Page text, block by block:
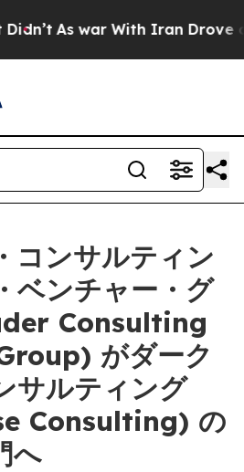
As war With Iran Drove oil
コンサルティン
ベンチャー・グ
Consulting
がダーク
サルティング
Consulting) の
へ